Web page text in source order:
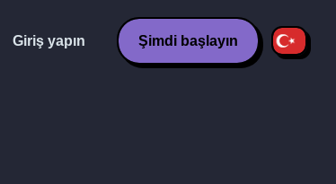
Giriş yapın Şimdi başlayın